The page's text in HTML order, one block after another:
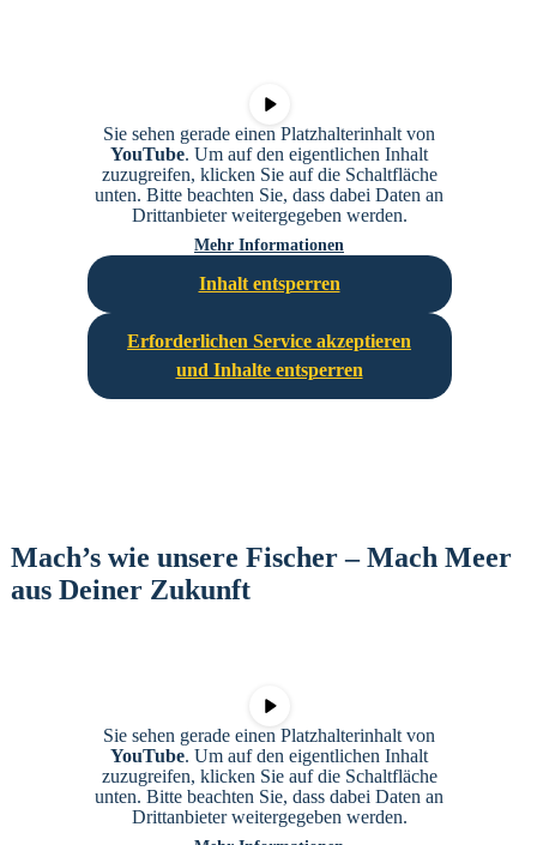
Sie sehen gerade einen Platzhalterinhalt von
YouTube. Um auf den eigentlichen Inhalt
zuzugreifen, klicken Sie auf die Schaltfläche
unten. Bitte beachten Sie, dass dabei Daten an
Drittanbieter weitergegeben werden.
Mehr Informationen
Inhalt entsperren
Erforderlichen Service akzeptieren
und Inhalte entsperren
Mach’s wie unsere Fischer – Mach Meer
aus Deiner Zukunft
Sie sehen gerade einen Platzhalterinhalt von
YouTube. Um auf den eigentlichen Inhalt
zuzugreifen, klicken Sie auf die Schaltfläche
unten. Bitte beachten Sie, dass dabei Daten an
Drittanbieter weitergegeben werden.